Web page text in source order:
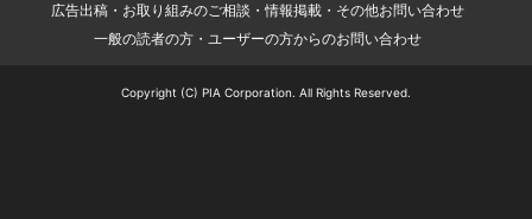
広告出稿・お取り組みのご相談・情報掲載・その他お問い合わせ
一般の読者の方・ユーザーの方からのお問い合わせ
Copyright (C) PIA Corporation. All Rights Reserved.